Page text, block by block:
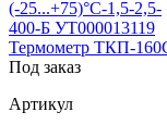
Термометр ТКП-
Под заказ
Артикул